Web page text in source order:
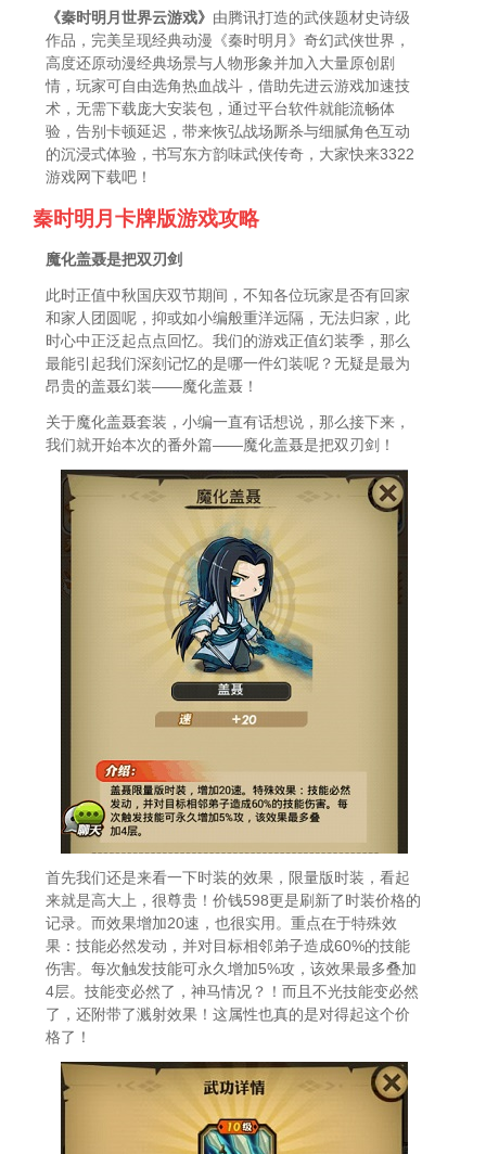
《秦时明月世界云游戏》 由腾讯打造的武侠题材史诗级
作品，完美呈现经典动漫《秦时明月》奇幻武侠世界，
高度还原动漫经典场景与人物形象并加入大量原创剧
情，玩家可自由选角热血战斗，借助先进云游戏加速技
术，无需下载庞大安装包，通过平台软件就能流畅体
验，告别卡顿延迟，带来恢弘战场厮杀与细腻角色互动
的沉浸式体验，书写东方韵味武侠传奇，大家快来3322
游戏网下载吧！
秦时明月卡牌版游戏攻略
魔化盖聂是把双刃剑
此时正值中秋国庆双节期间，不知各位玩家是否有回家
和家人团圆呢，抑或如小编般重洋远隔，无法归家，此
时心中正泛起点点回忆。我们的游戏正值幻装季，那么
最能引起我们深刻记忆的是哪一件幻装呢？无疑是最为
昂贵的盖聂幻装——魔化盖聂！
关于魔化盖聂套装，小编一直有话想说，那么接下来，
我们就开始本次的番外篇——魔化盖聂是把双刃剑！
首先我们还是来看一下时装的效果，限量版时装，看起
来就是高大上，很尊贵！价钱598更是刷新了时装价格的
记录。而效果增加20速，也很实用。重点在于特殊效
果：技能必然发动，并对目标相邻弟子造成60%的技能
伤害。每次触发技能可永久增加5%攻，该效果最多叠加
4层。技能变必然了，神马情况？！而且不光技能变必然
了，还附带了溅射效果！这属性也真的是对得起这个价
格了！